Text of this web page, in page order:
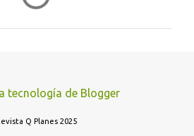
tecnología de Blogger
Q Planes 2025